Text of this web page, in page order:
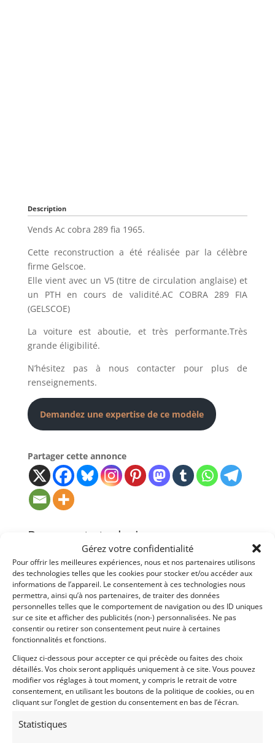
Gérez votre confidentialité
Pour offrir les meilleures expériences, nous et nos partenaires utilisons
des technologies telles que les cookies pour stocker et/ou accéder aux
informations de l’appareil. Le consentement à ces technologies nous
permettra, ainsi qu’à nos partenaires, de traiter des données
personnelles telles que le comportement de navigation ou des ID uniques
sur ce site et afficher des publicités (non-) personnalisées. Ne pas
consentir ou retirer son consentement peut nuire à certaines
fonctionnalités et fonctions.
Cliquez ci-dessous pour accepter ce qui précède ou faites des choix
détaillés. Vos choix seront appliqués uniquement à ce site. Vous pouvez
modifier vos réglages à tout moment, y compris le retrait de votre
consentement, en utilisant les boutons de la politique de cookies, ou en
cliquant sur l’onglet de gestion du consentement en bas de l’écran.
Statistiques
Description
Vends Ac cobra 289 fia 1965.
Cette reconstruction a été réalisée par la célèbre
firme Gelscoe.
Elle vient avec un V5 (titre de circulation anglaise) et
un PTH en cours de validité.AC COBRA 289 FIA
(GELSCOE)
La voiture est aboutie, et très performante.Très
grande éligibilité.
N’hésitez pas à nous contacter pour plus de
renseignements.
Demandez une expertise de ce modèle
Partager cette annonce
Passeports techniques
Passeport ASN Numéro
Extrait
Passeport
Technique
(3 volets)
Passeport
technique
international
Voir les 18 annonces de